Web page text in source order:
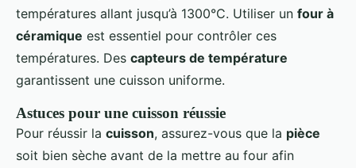
températures allant jusqu’à 1300°C. Utiliser un four à
céramique est essentiel pour contrôler ces
températures. Des capteurs de température
garantissent une cuisson uniforme.
Astuces pour une cuisson réussie
Pour réussir la cuisson, assurez-vous que la pièce
soit bien sèche avant de la mettre au four afin